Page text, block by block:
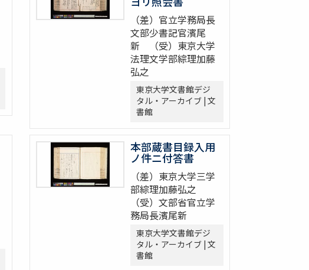
（差）官立学務局長
文部少書記官濱尾
新 （受）東京大学
法理文学部綜理加藤
弘之
東京大学文書館デジ
タル・アーカイブ | 文
書館
本部蔵書目録入用
ノ件ニ付答書
（差）東京大学三学
部綜理加藤弘之
（受）文部省官立学
務局長濱尾新
東京大学文書館デジ
タル・アーカイブ | 文
書館